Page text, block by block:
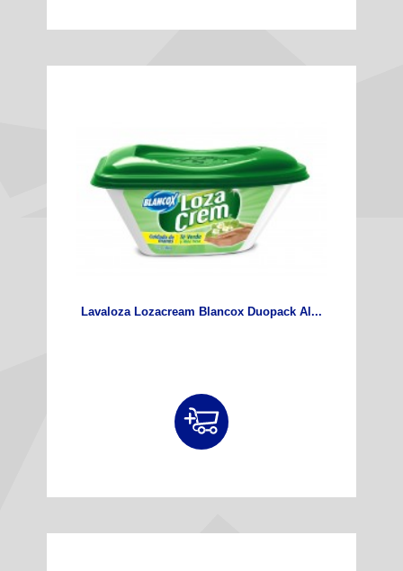
Lavaloza Lozacream Blancox Duopack Al...